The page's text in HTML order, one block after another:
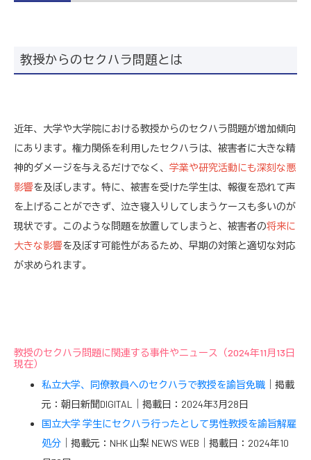
教授からのセクハラ問題とは
近年、大学や大学院における教授からのセクハラ問題が増加傾向
にあります。権力関係を利用したセクハラは、被害者に大きな精
神的ダメージを与えるだけでなく、 学業や研究活動にも深刻な悪
影響を及ぼします。特に、被害を受けた学生は、報復を恐れて声
を上げることができず、泣き寝入りしてしまうケースも多いのが
現状です。このような問題を放置してしまうと、被害者の将来に
大きな影響を及ぼす可能性があるため、早期の対策と適切な対応
が求められます。
教授のセクハラ問題に関連する事件やニュース（2024年11月13日
現在）
私立大学、同僚教員へのセクハラで教授を諭旨免職 ｜掲載
元：朝日新聞DIGITAL｜掲載日：2024年3月28日
国立大学 学生にセクハラ行ったとして男性教授を諭旨解雇
処分 ｜掲載元：NHK 山梨 NEWS WEB｜掲載日：2024年10